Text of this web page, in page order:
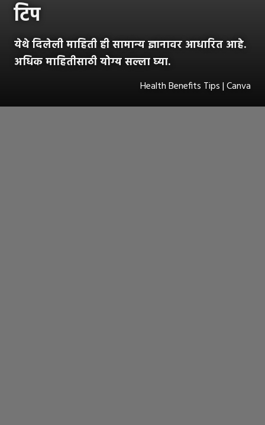
टिप
येथे दिलेली माहिती ही सामान्य ज्ञानावर आधारित आहे.
अधिक माहितीसाठी योग्य सल्ला घ्या.
Health Benefits Tips | Canva